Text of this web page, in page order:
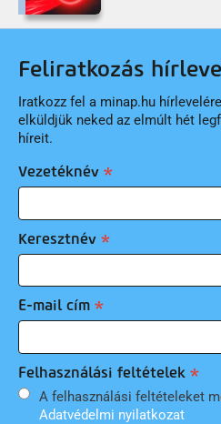
Feliratkozás
Iratkozz fel a minap.hu
elküldjük neked az elmúlt hét
híreit.
Vezetéknév
Keresztnév
E-mail cím
Felhasználási feltételek
A felhasználási feltételeket
Adatvédelmi nyilatkozat